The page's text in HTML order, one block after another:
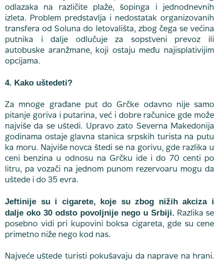
odlazaka na različite plaže, šopinga i jednodnevnih
izleta. Problem predstavlja i nedostatak organizovanih
transfera od Soluna do letovališta, zbog čega se većina
putnika i dalje odlučuje za sopstveni prevoz ili
autobuske aranžmane, koji ostaju među najisplativijim
opcijama.
4. Kako uštedeti?
Za mnoge građane put do Grčke odavno nije samo
pitanje goriva i putarina, već i dobre računice gde može
najviše da se uštedi. Upravo zato Severna Makedonija
godinama ostaje glavna stanica srpskih turista na putu
ka moru. Najviše novca štedi se na gorivu, gde razlika u
ceni benzina u odnosu na Grčku ide i do 70 centi po
litru, pa vozači na jednom punom rezervoaru mogu da
uštede i do 35 evra.
Jeftinije su i cigarete, koje su zbog nižih akciza i
dalje oko 30 odsto povoljnije nego u Srbiji. Razlika se
posebno vidi pri kupovini boksa cigareta, gde su cene
primetno niže nego kod nas.
Najveće uštede turisti pokušavaju da naprave na hrani.